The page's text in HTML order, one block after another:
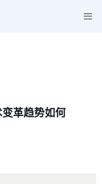
革趋势如何